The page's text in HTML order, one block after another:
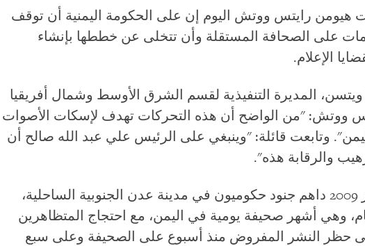
هيومن رايتس ووتش اليوم إن على الحكومة اليمنية أن توقف
على الصحافة المستقلة وأن تتخلى عن خططها بإنشاء
الإعلام.
المديرة التنفيذية لقسم الشرق الأوسط وشمال أفريقيا
ووتش: "من الواضح أن هذه التحركات تهدف لإسكات الأصوات
وتابعت قائلة: "وينبغي على الرئيس علي عبد الله صالح أن
والرقابة هذه".
وفي 12 مايو/أيار 2009 داهم جنود حكوميون في مدينة عدن الجنوبية الساحلية،
وهي أشهر صحيفة يومية في اليمن، مع احتجاج المتظاهرين
حظر النشر المفروض منذ أسبوع على الصحيفة وعلى سبع